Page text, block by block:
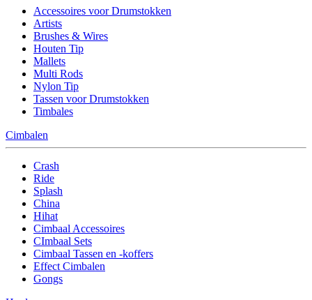
Accessoires voor Drumstokken
Artists
Brushes & Wires
Houten Tip
Mallets
Multi Rods
Nylon Tip
Tassen voor Drumstokken
Timbales
Cimbalen
Crash
Ride
Splash
China
Hihat
Cimbaal Accessoires
CImbaal Sets
Cimbaal Tassen en -koffers
Effect Cimbalen
Gongs